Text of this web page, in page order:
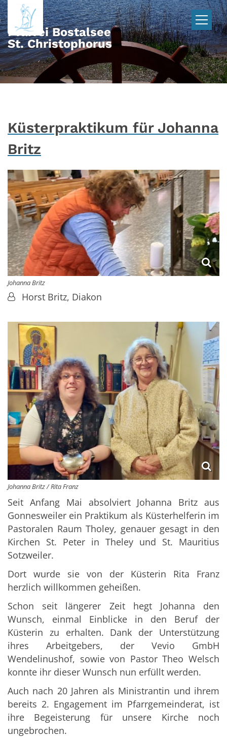
Zum Inhalt springen
Pfarrei Bostalsee
St. Christophorus
Küsterpraktikum für Johanna
Britz
Johanna Britz
Von:Horst Britz, Diakon
Johanna Britz / Rita Franz
Seit Anfang Mai absolviert Johanna Britz aus
Gonnesweiler ein Praktikum als Küsterhelferin im
Pastoralen Raum Tholey, genauer gesagt in den
Kirchen St. Peter in Theley und St. Mauritius
Sotzweiler.
Dort wurde sie von der Küsterin Rita Franz
herzlich willkommen geheißen.
Schon seit längerer Zeit hegt Johanna den
Wunsch, einmal Einblicke in den Beruf der
Küsterin zu erhalten. Dank der Unterstützung
ihres Arbeitgebers, der Vevio GmbH
Wendelinushof, sowie von Pastor Theo Welsch
konnte ihr dieser Wunsch nun erfüllt werden.
Auch nach 20 Jahren als Ministrantin und ihrem
bereits 2. Engagement im Pfarrgemeinderat, ist
ihre Begeisterung für unsere Kirche noch
ungebrochen.